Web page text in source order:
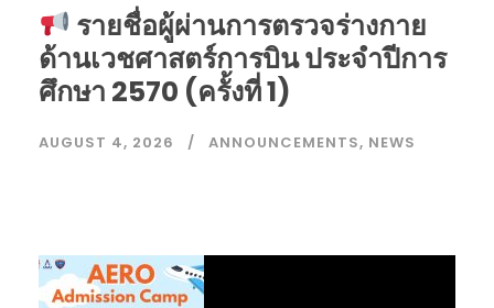
รายชื่อผู้ผ่านการตรวจร่างกาย
ด้านเวชศาสตร์การบิน ประจำปีการ
ศึกษา 2570 (ครั้งที่ 1)
AUGUST 4, 2026 ANNOUNCEMENTS, NEWS